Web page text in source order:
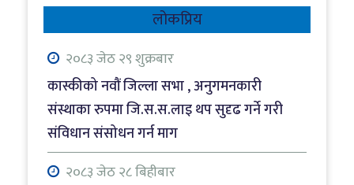
२०८३ श्रावाण २१ बिहीबार
राैतहटमा पेट्रोल बोकेको ट्यांकर दुर्घटना, आगलागी
हुँँदा जलेर नष्ट
२०८३ श्रावाण २१ बिहीबार
खैरो हेरोइन कारोबारको आरोपमा रेस्टुरेन्ट सञ्चालक
पक्राउ
लोकप्रिय
२०८३ जेठ २९ शुक्रबार
कास्कीको नवौं जिल्ला सभा , अनुगमनकारी
संस्थाका रुपमा जि.स.स.लाइ थप सुदृढ गर्ने गरी
संविधान संसोधन गर्न माग
२०८३ जेठ २८ बिहीबार